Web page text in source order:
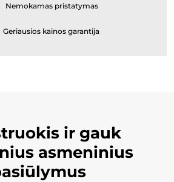
Nemokamas pristatymas
Geriausios kainos garantija
ir gauk
asmeninius